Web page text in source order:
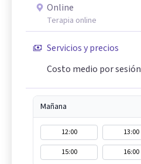
Online
Terapia online
Servicios y precios
Costo medio por sesión
Mañana
12:00 13:00
15:00
16:00